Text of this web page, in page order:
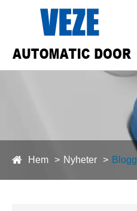
Hem Nyheter Blogg